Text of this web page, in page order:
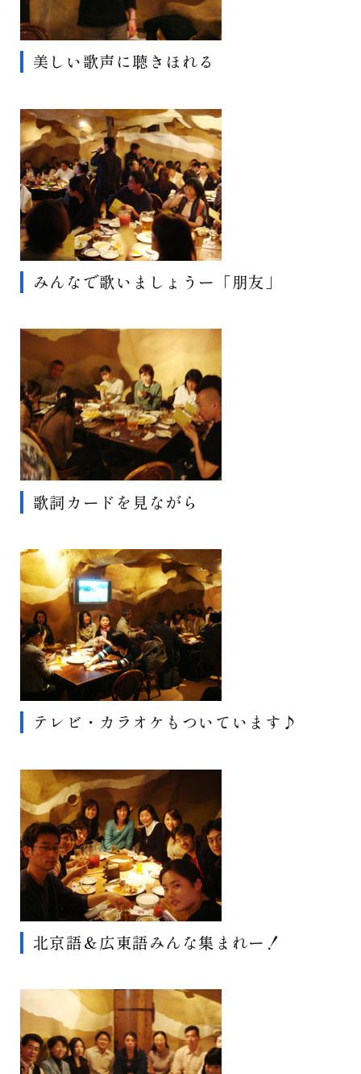
美しい歌声に聴きほれる
みんなで歌いましょうー「朋友」
歌詞カードを見ながら
テレビ・カラオケもついています♪
北京語＆広東語みんな集まれー！